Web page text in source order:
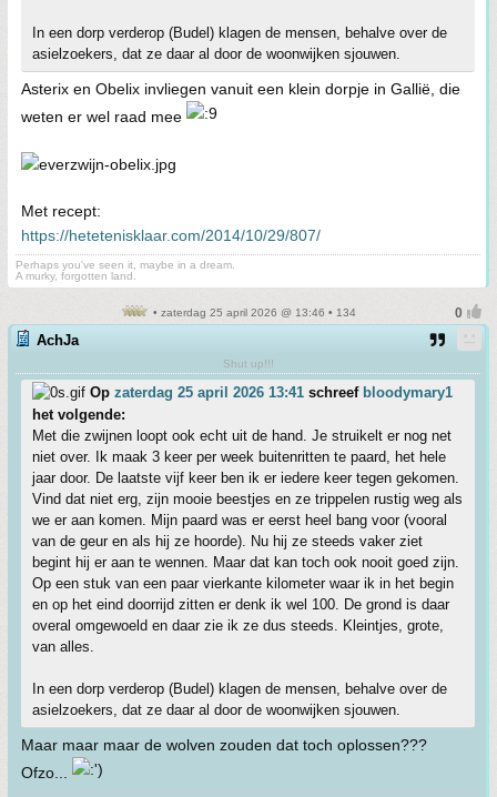
In een dorp verderop (Budel) klagen de mensen, behalve over de
asielzoekers, dat ze daar al door de woonwijken sjouwen.
Asterix en Obelix invliegen vanuit een klein dorpje in Gallië, die
weten er wel raad mee
Met recept:
https://hetetenisklaar.com/2014/10/29/807/
Perhaps you've seen it, maybe in a dream.
A murky, forgotten land.
• zaterdag 25 april 2026 @ 13:46 • 134
AchJa
Shut up!!!
Op zaterdag 25 april 2026 13:41 schreef bloodymary1
het volgende:
Met die zwijnen loopt ook echt uit de hand. Je struikelt er nog net
niet over. Ik maak 3 keer per week buitenritten te paard, het hele
jaar door. De laatste vijf keer ben ik er iedere keer tegen gekomen.
Vind dat niet erg, zijn mooie beestjes en ze trippelen rustig weg als
we er aan komen. Mijn paard was er eerst heel bang voor (vooral
van de geur en als hij ze hoorde). Nu hij ze steeds vaker ziet
begint hij er aan te wennen. Maar dat kan toch ook nooit goed zijn.
Op een stuk van een paar vierkante kilometer waar ik in het begin
en op het eind doorrijd zitten er denk ik wel 100. De grond is daar
overal omgewoeld en daar zie ik ze dus steeds. Kleintjes, grote,
van alles.
In een dorp verderop (Budel) klagen de mensen, behalve over de
asielzoekers, dat ze daar al door de woonwijken sjouwen.
Maar maar maar de wolven zouden dat toch oplossen???
Ofzo...